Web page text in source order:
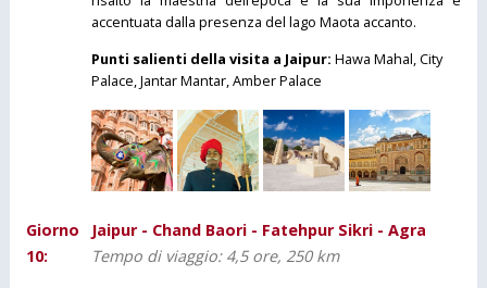
accentuata dalla presenza del lago Maota accanto.
Punti salienti della visita a Jaipur: Hawa Mahal, City
Palace, Jantar Mantar, Amber Palace
Giorno
10:
Jaipur - Chand Baori - Fatehpur Sikri - Agra
Tempo di viaggio: 4,5 ore, 250 km